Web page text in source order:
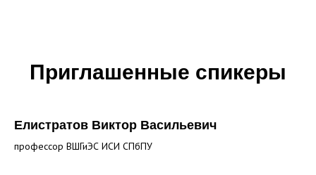
Приглашенные спикеры
Елистратов Виктор Васильевич
профессор ВШГиЭС ИСИ СПбПУ